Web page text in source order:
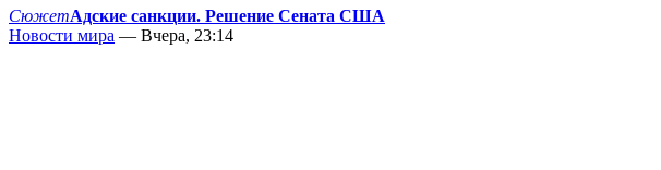
СюжетАдские санкции. Решение Сената США
Новости мира — Вчера, 23:14